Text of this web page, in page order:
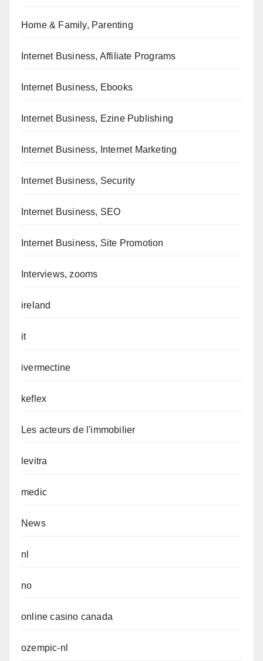
Home & Family, Parenting
Internet Business, Affiliate Programs
Internet Business, Ebooks
Internet Business, Ezine Publishing
Internet Business, Internet Marketing
Internet Business, Security
Internet Business, SEO
Internet Business, Site Promotion
Interviews, zooms
ireland
it
ivermectine
keflex
Les acteurs de l'immobilier
levitra
medic
News
nl
no
online casino canada
ozempic-nl